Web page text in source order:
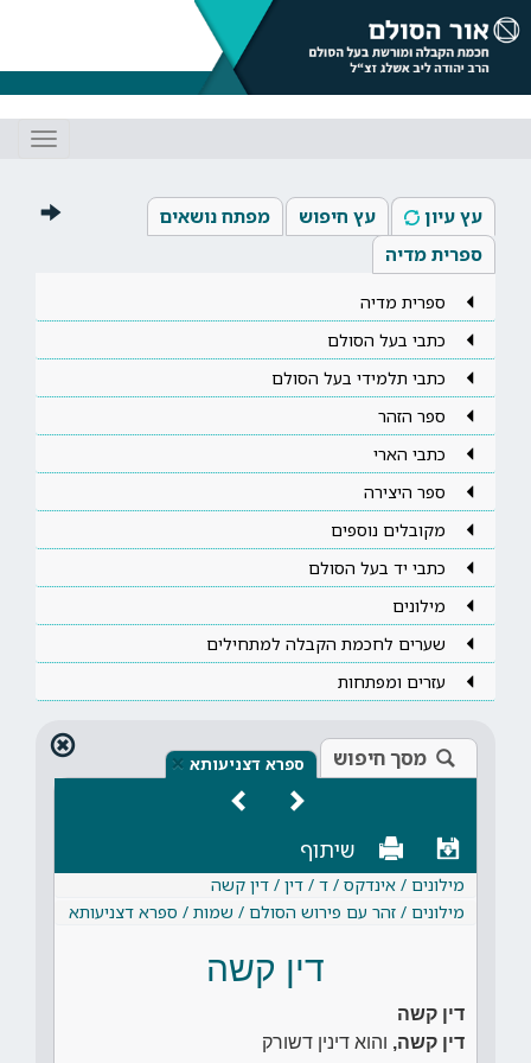
עץ עיון עץ חיפוש
מפתח נושאים
ספרית מדיה
ספרית מדיה
כתבי בעל הסולם
כתבי תלמידי בעל הסולם
ספר הזהר
כתבי הארי
ספר היצירה
מקובלים נוספים
כתבי יד בעל הסולם
מילונים
שערים לחכמת הקבלה למתחילים
עזרים ומפתחות
מסך חיפוש ספרא דצניעותא ×
שיתוף
מילונים / אינדקס / ד / דין / דין קשה
מילונים / זהר עם פירוש הסולם / שמות / ספרא דצניעותא
דין קשה
דין קשה
דין קשה, והוא דינין דשורק